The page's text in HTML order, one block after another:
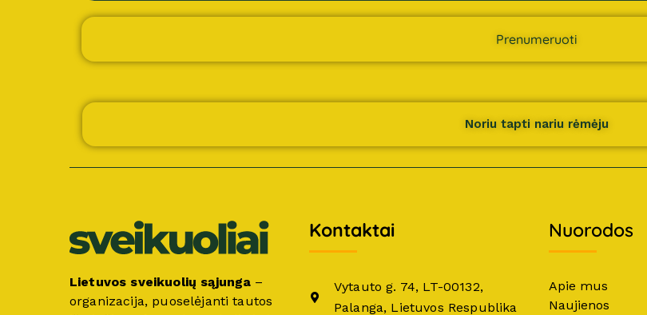
Prenumeruoti
Noriu tapti nariu rėmėju
Lietuvos sveikuolių sąjunga –
organizacija, puoselėjanti tautos
Kontaktai
Vytauto g. 74, LT-00132,
Palanga, Lietuvos Respublika
Nuorodos
Apie mus
Naujienos